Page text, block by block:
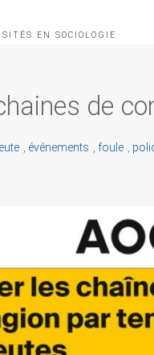
EN SOCIOLOGIE
de
événements foule